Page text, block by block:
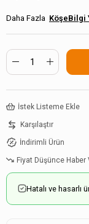
KöşeBilgi
İstek Listeme Ekle
Karşılaştır
İndirimli Ürün
Fiyat Düşünce Haber
Hatalı ve hasarlı